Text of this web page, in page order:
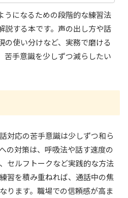
うになるための段階的な練習法
説する本です。声の出し方や話
の使い分けなど、実務で磨ける
苦手意識を少しずつ減らしたい
対応の苦手意識は少しずつ和ら
の対策は、呼吸法や話す速度の
セルフトークなど実践的な方法
習を積み重ねれば、通話中の焦
ります。職場での信頼感が高ま